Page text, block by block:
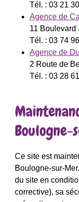
Tél. : 03 21
Agence de
11 Boulevard
Tél. : 03 74
Agence de
2 Route de
Tél. : 03 28
Ce site est
Boulogne-sur-
du site en
corrective), sa